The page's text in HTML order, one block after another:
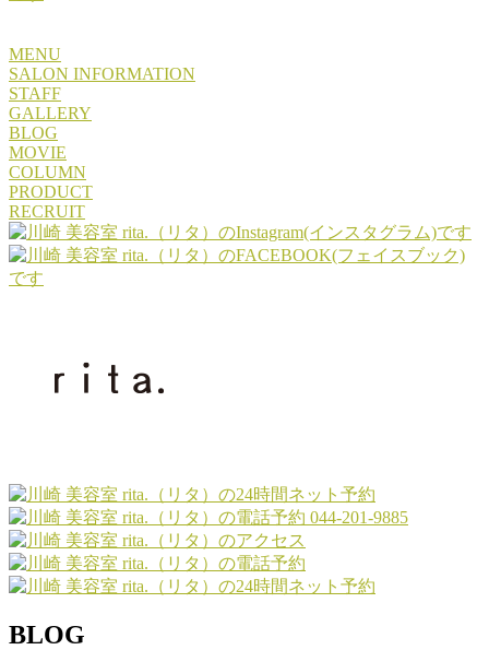
MENU
SALON INFORMATION
STAFF
GALLERY
BLOG
MOVIE
COLUMN
PRODUCT
RECRUIT
044-201-9885
BLOG